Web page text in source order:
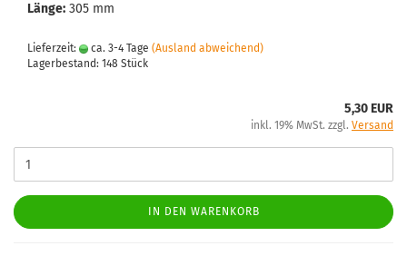
Länge: 305 mm
Lieferzeit: ca. 3-4 Tage (Ausland abweichend)
Lagerbestand: 148 Stück
5,30 EUR
inkl. 19% MwSt. zzgl. Versand
IN DEN WARENKORB